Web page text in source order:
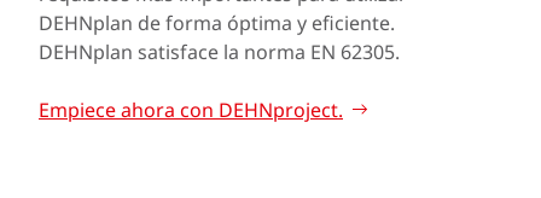
DEHNplan de forma óptima y eficiente.
DEHNplan satisface la norma EN 62305.
Empiece ahora con DEHNproject.